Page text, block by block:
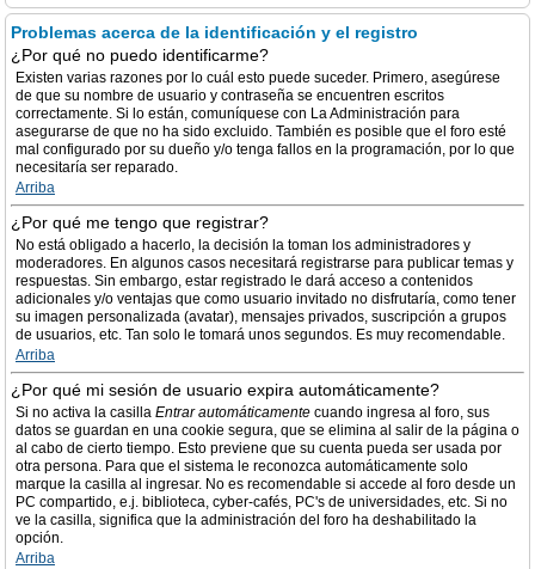
Problemas acerca de la identificación y el registro
¿Por qué no puedo identificarme?
Existen varias razones por lo cuál esto puede suceder. Primero, asegúrese
de que su nombre de usuario y contraseña se encuentren escritos
correctamente. Si lo están, comuníquese con La Administración para
asegurarse de que no ha sido excluido. También es posible que el foro esté
mal configurado por su dueño y/o tenga fallos en la programación, por lo que
necesitaría ser reparado.
Arriba
¿Por qué me tengo que registrar?
No está obligado a hacerlo, la decisión la toman los administradores y
moderadores. En algunos casos necesitará registrarse para publicar temas y
respuestas. Sin embargo, estar registrado le dará acceso a contenidos
adicionales y/o ventajas que como usuario invitado no disfrutaría, como tener
su imagen personalizada (avatar), mensajes privados, suscripción a grupos
de usuarios, etc. Tan solo le tomará unos segundos. Es muy recomendable.
Arriba
¿Por qué mi sesión de usuario expira automáticamente?
Si no activa la casilla Entrar automáticamente cuando ingresa al foro, sus
datos se guardan en una cookie segura, que se elimina al salir de la página o
al cabo de cierto tiempo. Esto previene que su cuenta pueda ser usada por
otra persona. Para que el sistema le reconozca automáticamente solo
marque la casilla al ingresar. No es recomendable si accede al foro desde un
PC compartido, e.j. biblioteca, cyber-cafés, PC's de universidades, etc. Si no
ve la casilla, significa que la administración del foro ha deshabilitado la
opción.
Arriba